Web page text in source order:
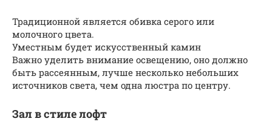
Традиционной является обивка серого или
молочного цвета.
Уместным будет искусственный камин
Важно уделить внимание освещению, оно должно
быть рассеянным, лучше несколько небольших
источников света, чем одна люстра по центру.
Зал в стиле лофт